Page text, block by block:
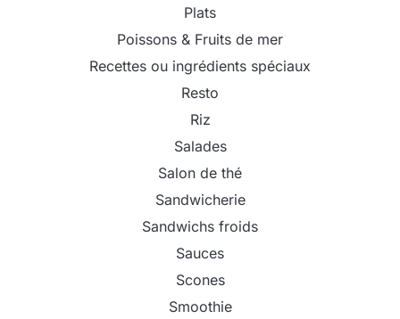
Plats
Poissons & Fruits de mer
Recettes ou ingrédients spéciaux
Resto
Riz
Salades
Salon de thé
Sandwicherie
Sandwichs froids
Sauces
Scones
Smoothie